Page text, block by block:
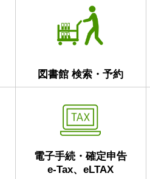
図書館 検索・予約
電子手続・確定申告
e-Tax、eLTAX